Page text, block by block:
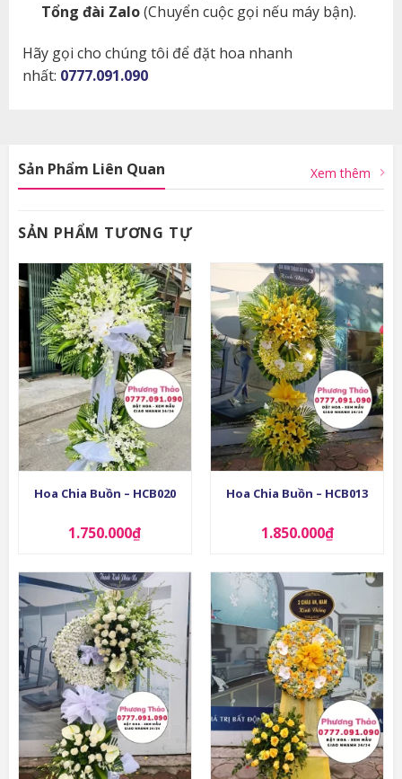
Tổng đài Zalo(Chuyển cuộc gọi nếu máy bận).
Hãy gọi cho chúng tôi để đặt hoa nhanh
nhất: 0777.091.090
Sản Phẩm Liên Quan Xem thêm
SẢN PHẨM TƯƠNG TỰ
Hoa Chia Buồn – HCB020
1.750.000₫
Hoa Chia Buồn – HCB013
1.850.000₫